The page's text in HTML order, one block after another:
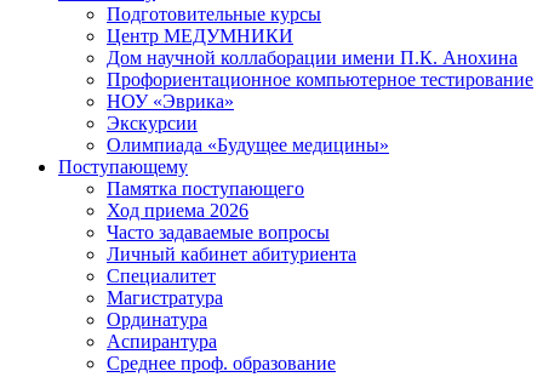
Подготовительные курсы
Центр МЕДУМНИКИ
Дом научной коллаборации имени П.К. Анохина
Профориентационное компьютерное тестирование
НОУ «Эврика»
Экскурсии
Олимпиада «Будущее медицины»
Поступающему
Памятка поступающего
Ход приема 2026
Часто задаваемые вопросы
Личный кабинет абитуриента
Специалитет
Магистратура
Ординатура
Аспирантура
Среднее проф. образование